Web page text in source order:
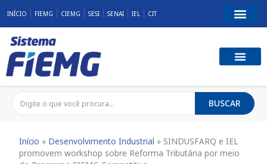
INÍCIO FIEMG CIEMG SESI SENAI IEL CIT
BUSCAR
Início » Desenvolvimento Industrial » SINDUSFARQ e IEL
promovem workshop sobre Reforma Tributária por meio